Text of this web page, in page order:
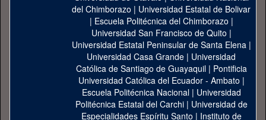
del Chimborazo | Universidad Estatal de Bolivar
| Escuela Politécnica del Chimborazo |
Universidad San Francisco de Quito |
Universidad Estatal Peninsular de Santa Elena|
Universidad Casa Grande | Universidad
Católica de Santiago de Guayaquil| Pontificia
Universidad Católica del Ecuador - Ambato |
Escuela Politécnica Nacional| Universidad
Politécnica Estatal del Carchi| Universidad de
Especialidades Espíritu Santo | Instituto de